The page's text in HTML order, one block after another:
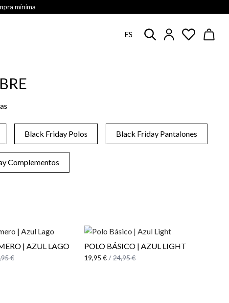
mínima
ES
Black Friday Polos Black Friday Pantalones
Complementos
| AZUL LAGO
€
POLO BÁSICO | AZUL LIGHT
19,95 € / 24,95 €